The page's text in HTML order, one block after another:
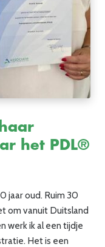
het PDL®
jaar oud. Ruim 30
om vanuit Duitsland
werk ik al een tijdje
Het is een